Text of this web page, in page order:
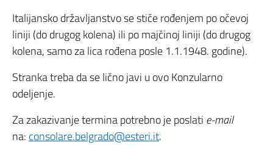
Italijansko državljanstvo se stiče rođenjem po očevoj
liniji (do drugog kolena) ili po majčinoj liniji (do drugog
kolena, samo za lica rođena posle 1.1.1948. godine).
Stranka treba da se lično javi u ovo Konzularno
odeljenje.
Za zakazivanje termina potrebno je poslati e-mail
na: consolare.belgrado@esteri.it.